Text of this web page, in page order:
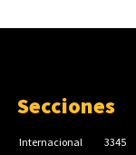
Secciones
Internacional
3345